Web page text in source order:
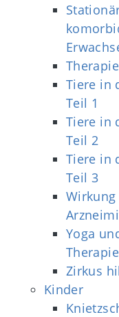
Tiere in
Teil 1
Tiere in
Teil 2
Tiere in
Teil 3
Yoga
Zirkus
Kinder